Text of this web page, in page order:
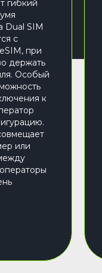
гибкий
Dual SIM
с
при
держать
Особый
к
или